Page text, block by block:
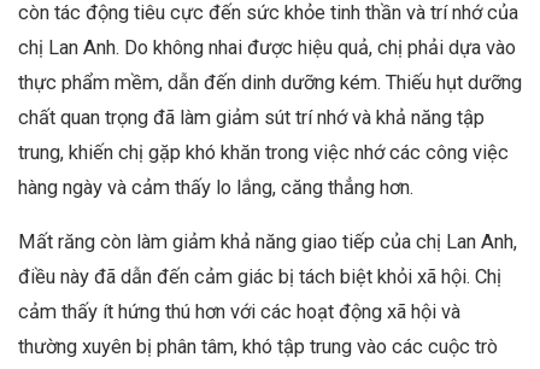
còn tác động tiêu cực đến sức khỏe tinh thần và trí nhớ của
chị Lan Anh. Do không nhai được hiệu quả, chị phải dựa vào
thực phẩm mềm, dẫn đến dinh dưỡng kém. Thiếu hụt dưỡng
chất quan trọng đã làm giảm sút trí nhớ và khả năng tập
trung, khiến chị gặp khó khăn trong việc nhớ các công việc
hàng ngày và cảm thấy lo lắng, căng thẳng hơn.
Mất răng còn làm giảm khả năng giao tiếp của chị Lan Anh,
điều này đã dẫn đến cảm giác bị tách biệt khỏi xã hội. Chị
cảm thấy ít hứng thú hơn với các hoạt động xã hội và
thường xuyên bị phân tâm, khó tập trung vào các cuộc trò